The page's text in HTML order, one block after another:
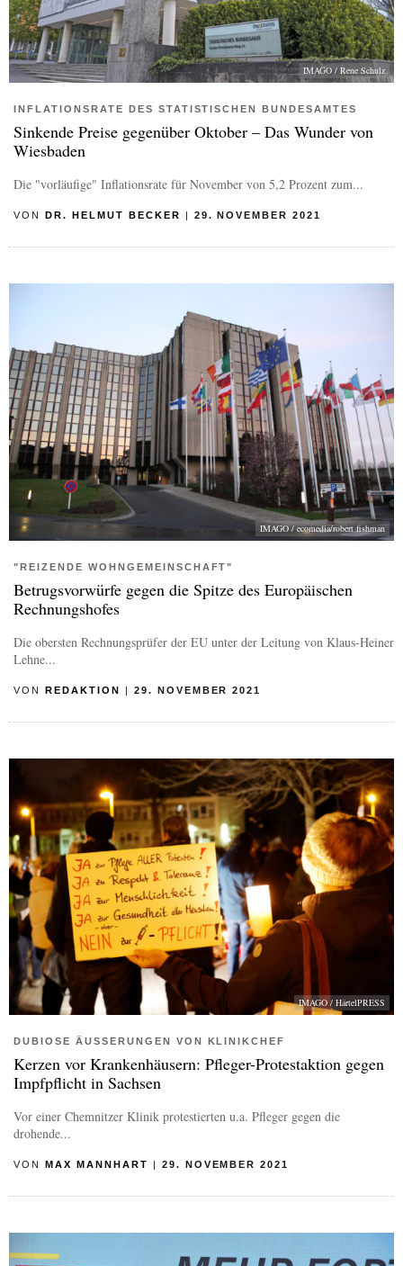
IMAGO / Rene Schulz
INFLATIONSRATE DES STATISTISCHEN BUNDESAMTES
Sinkende Preise gegenüber Oktober – Das Wunder von
Wiesbaden
Die "vorläufige" Inflationsrate für November von 5,2 Prozent zum...
VON DR. HELMUT BECKER 29. NOVEMBER 2021
IMAGO / ecomedia/robert fishman
"REIZENDE WOHNGEMEINSCHAFT"
Betrugsvorwürfe gegen die Spitze des Europäischen
Rechnungshofes
Die obersten Rechnungsprüfer der EU unter der Leitung von Klaus-Heiner
Lehne...
VON REDAKTION | 29. NOVEMBER 2021
IMAGO / HärtelPRESS
DUBIOSE ÄUSSERUNGEN VON KLINIKCHEF
Kerzen vor Krankenhäusern: Pfleger-Protestaktion gegen
Impfpflicht in Sachsen
Vor einer Chemnitzer Klinik protestierten u.a. Pfleger gegen die
drohende...
VON MAX MANNHART | 29. NOVEMBER 2021